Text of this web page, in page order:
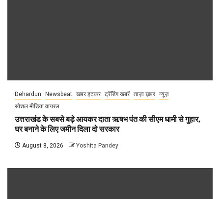
Dehardun Newsbeat खबर हटकर ट्रेंडिंग खबरें ताज़ा ख़बर न्यूज़
सोशल मीडिया वायरल
उत्तराखंड के सबसे बड़े आयकर दाता ऋषभ पंत की सीएम धामी से गुहार,
घर बनाने के लिए जमीन दिला दो सरकार
August 8, 2026 Yoshita Pandey